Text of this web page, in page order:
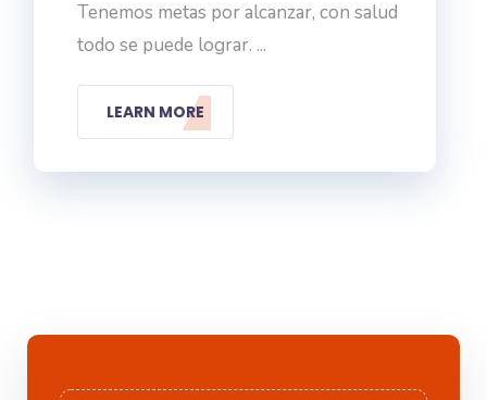
La vida se trata de tener metas y
alcanzarlas, ¿Qué ...
LEARN MORE